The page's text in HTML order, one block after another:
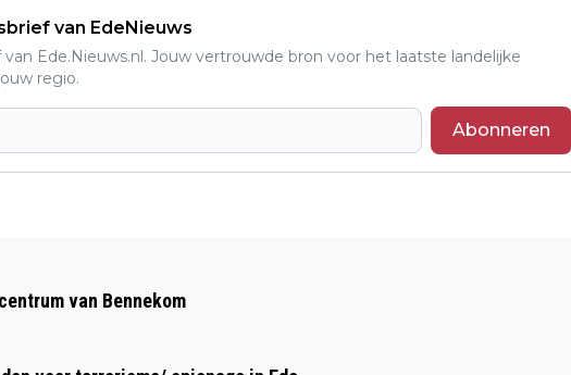
van EdeNieuws
Ede.Nieuws.nl. Jouw vertrouwde bron voor het laatste landelijke
regio.
Abonneren
2E
OPENING WIJKHUIS DE WULP
van Bennekom